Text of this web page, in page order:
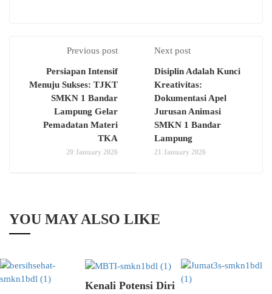
Previous post
Persiapan Intensif
Menuju Sukses: TJKT
SMKN 1 Bandar
Lampung Gelar
Pemadatan Materi
TKA
20 January 2026
Next post
Disiplin Adalah Kunci
Kreativitas:
Dokumentasi Apel
Jurusan Animasi
SMKN 1 Bandar
Lampung
21 January 2026
YOU MAY ALSO LIKE
Kenali Potensi Diri